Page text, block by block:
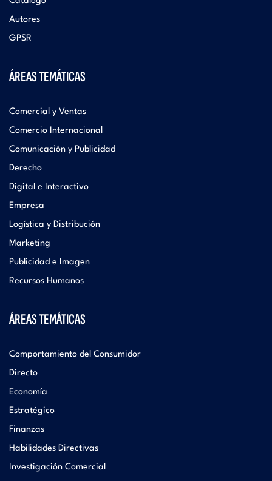
Autores
GPSR
ÁREAS TEMÁTICAS
Comercial y Ventas
Comercio Internacional
Comunicación y Publicidad
Derecho
Digital e Interactivo
Empresa
Logística y Distribución
Marketing
Publicidad e Imagen
Recursos Humanos
ÁREAS TEMÁTICAS
Comportamiento del Consumidor
Directo
Economía
Estratégico
Finanzas
Habilidades Directivas
Investigación Comercial